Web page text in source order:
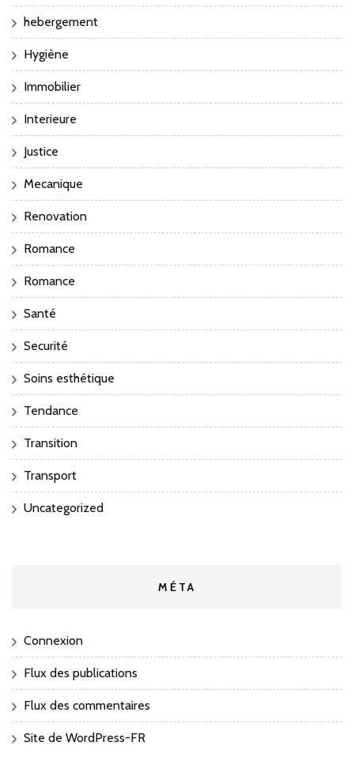
hebergement
Hygiène
Immobilier
Interieure
Justice
Mecanique
Renovation
Romance
Romance
Santé
Securité
Soins esthétique
Tendance
Transition
Transport
Uncategorized
MÉTA
Connexion
Flux des publications
Flux des commentaires
Site de WordPress-FR